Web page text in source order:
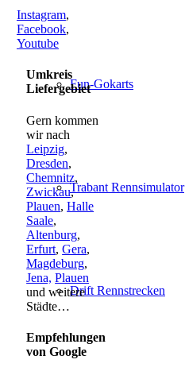
Fun-Gokarts
Trabant Rennsimulator
Drift Rennstrecken
Instagram,
Facebook,
Youtube
Umkreis
Liefergebiet
Gern kommen
wir nach
Leipzig,
Dresden,
Chemnitz,
Zwickau,
Plauen,Halle
Saale,
Altenburg,
Erfurt,Gera,
Magdeburg,
Jena, Plauen
und weitere
Städte…
Empfehlungen
von Google